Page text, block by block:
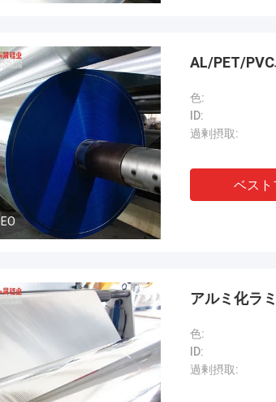
AL/PET/
色:
ID:
過剰摂取:
ベスト
アルミ化ラ
色:
ID:
過剰摂取: